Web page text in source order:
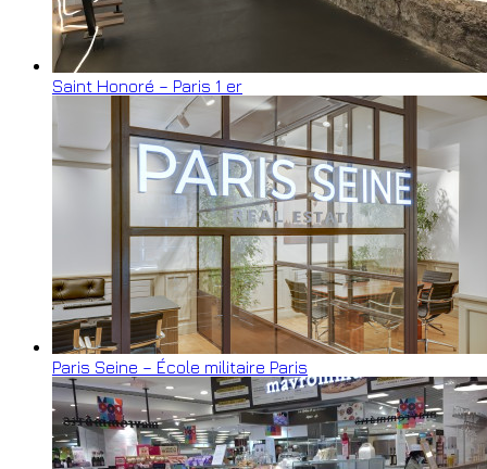
Saint Honoré – Paris 1 er
Paris Seine – École militaire Paris